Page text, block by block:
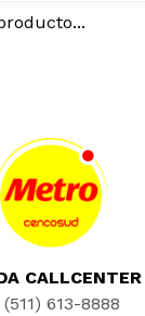
CALLCENTER
(511) 613-8888